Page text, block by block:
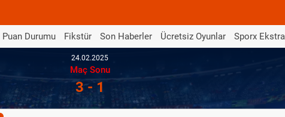
Puan Durumu Fikstür Son Haberler Ücretsiz Oyunlar Sporx Ekstra
24.02.2025
Maç Sonu
3 - 1